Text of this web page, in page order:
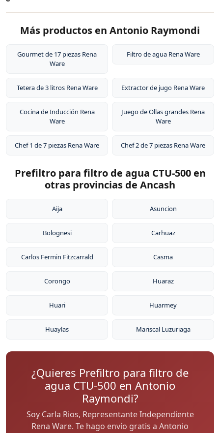
aluminio puro. Este diseño permite cocinar a baja
temperatura conservando los nutrientes de los
alimentos.
Este tipo de acero es resistente a la corrosión, no libera
es extremadamente duradero. Por eso tienen garantía
cartucho de aproximadamente 6 meses o 1,500 litros
zona. El sistema de filtración no requiere electricidad ni
instalación de plomería, y los cartuchos de repuesto
Más productos en Antonio Raymondi
Gourmet de 17 piezas Rena
Ware
Filtro de agua Rena Ware
Tetera de 3 litros Rena Ware Extractor de jugo Rena Ware
Cocina de Inducción Rena
Ware
Juego de Ollas grandes Rena
Ware
Chef 1 de 7 piezas Rena Ware Chef 2 de 7 piezas Rena Ware
Prefiltro para filtro de agua CTU-500 en
otras provincias de Ancash
Aija Asuncion
Bolognesi Carhuaz
Carlos Fermin Fitzcarrald Casma
Corongo Huaraz
Huari Huarmey
Huaylas Mariscal Luzuriaga
¿Quieres Prefiltro para filtro de
agua CTU-500 en Antonio
Raymondi?
Soy Carla Rios, Representante Independiente
Rena Ware. Te hago envío gratis a Antonio